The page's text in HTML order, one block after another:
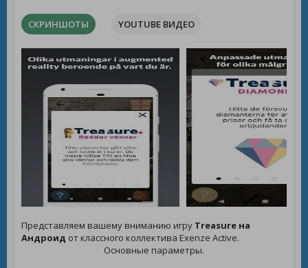
СКРИНШОТЫ YOUTUBE ВИДЕО
Представляем вашему вниманию игру Treasure на
Андроид от классного коллектива Exenze Active.
Основные параметры.